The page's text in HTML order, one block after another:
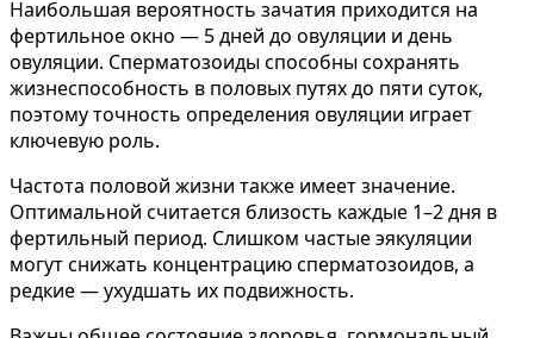
Наибольшая вероятность зачатия приходится на
фертильное окно — 5 дней до овуляции и день
овуляции. Сперматозоиды способны сохранять
жизнеспособность в половых путях до пяти суток,
поэтому точность определения овуляции играет
ключевую роль.
Частота половой жизни также имеет значение.
Оптимальной считается близость каждые 1–2 дня в
фертильный период. Слишком частые эякуляции
могут снижать концентрацию сперматозоидов, а
редкие — ухудшать их подвижность.